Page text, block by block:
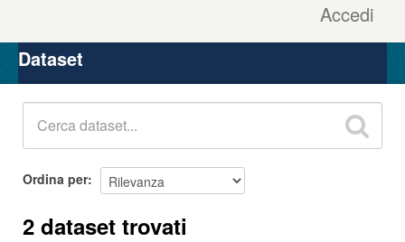
Accedi
Organizzazioni
Gruppi
Dataset
Ordina per
2 dataset trovati